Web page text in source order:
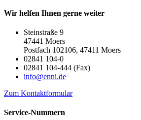
Wir helfen Ihnen gerne weiter
Steinstraße 9
47441 Moers
Postfach 102106, 47411 Moers
02841 104-0
02841 104-444 (Fax)
info@enni.de
Zum Kontaktformular
Service-Nummern